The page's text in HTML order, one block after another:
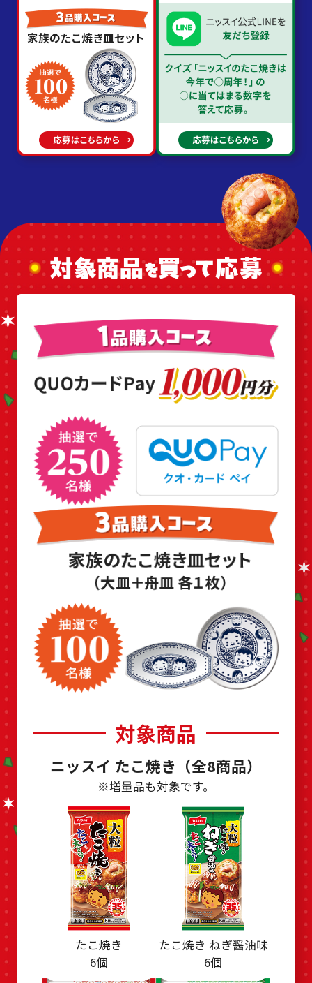
対象商品
ニッスイ たこ焼き（全8商品）
※増量品も対象です。
たこ焼き
6個
たこ焼き ねぎ醤油味
6個